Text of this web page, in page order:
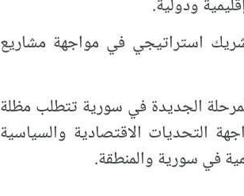
ودولية.
استراتيجي في مواجهة مشاريع
الجديدة في سورية تتطلب مظلة
التحديات الاقتصادية والسياسية
في سورية والمنطقة.